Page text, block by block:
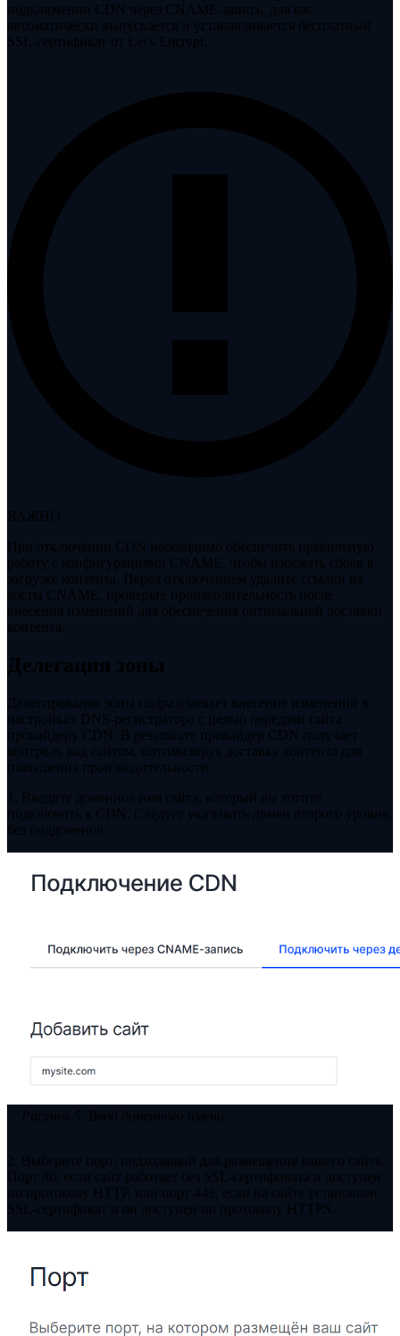
подключении CDN через CNAME-запись, для вас
автоматически выпускается и устанавливается бесплатный
SSL-сертификат от Let’s Encrypt.
ВАЖНО
При отключении CDN необходимо обеспечить правильную
работу с конфигурациями CNAME, чтобы избежать сбоев в
загрузке контента. Перед отключением удалите ссылки на
хосты CNAME, проверьте производительность после
внесения изменений для обеспечения оптимальной доставки
контента.
Делегация зоны
Делегирование зоны подразумевает внесение изменений в
настройках DNS-регистратора с целью передачи сайта
провайдеру CDN. В результате провайдер CDN получает
контроль над сайтом, оптимизируя доставку контента для
повышения производительности
1. Введите доменное имя сайта, который вы хотите
подключить к CDN. Следует указывать домен второго уровня,
без поддоменов.
Рисунок 5. Ввод доменного имени
2. Выберите порт, подходящий для размещения вашего сайта.
Порт 80, если сайт работает без SSL-сертификата и доступен
по протоколу HTTP, или порт 443, если на сайте установлен
SSL-сертификат и он доступен по протоколу HTTPS.